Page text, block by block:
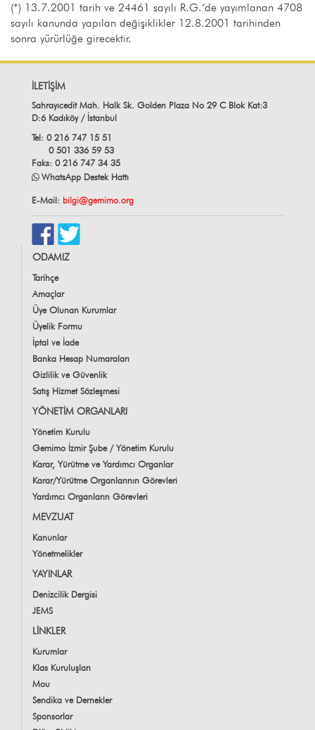
(*) 13.7.2001 tarih ve 24461 sayılı R.G.‘de yayımlanan 4708
sayılı kanunda yapılan değişiklikler 12.8.2001 tarihinden
sonra yürürlüğe girecektir.
İLETİŞİM
Sahrayıcedit Mah. Halk Sk. Golden Plaza No 29 C Blok Kat:3
D:6 Kadıköy / İstanbul
Tel: 0 216 747 15 51
0 501 336 59 53
Faks: 0 216 747 34 35
WhatsApp Destek Hattı
E-Mail: bilgi@gemimo.org
ODAMIZ
Tarihçe
Amaçlar
Üye Olunan Kurumlar
Üyelik Formu
İptal ve İade
Banka Hesap Numaraları
Gizlilik ve Güvenlik
Satış Hizmet Sözleşmesi
YÖNETİM ORGANLARI
Yönetim Kurulu
Gemimo İzmir Şube / Yönetim Kurulu
Karar, Yürütme ve Yardımcı Organlar
Karar/Yürütme Organlarının Görevleri
Yardımcı Organların Görevleri
MEVZUAT
Kanunlar
Yönetmelikler
YAYINLAR
Denizcilik Dergisi
JEMS
LİNKLER
Kurumlar
Klas Kuruluşları
Mou
Sendika ve Dernekler
Sponsorlar